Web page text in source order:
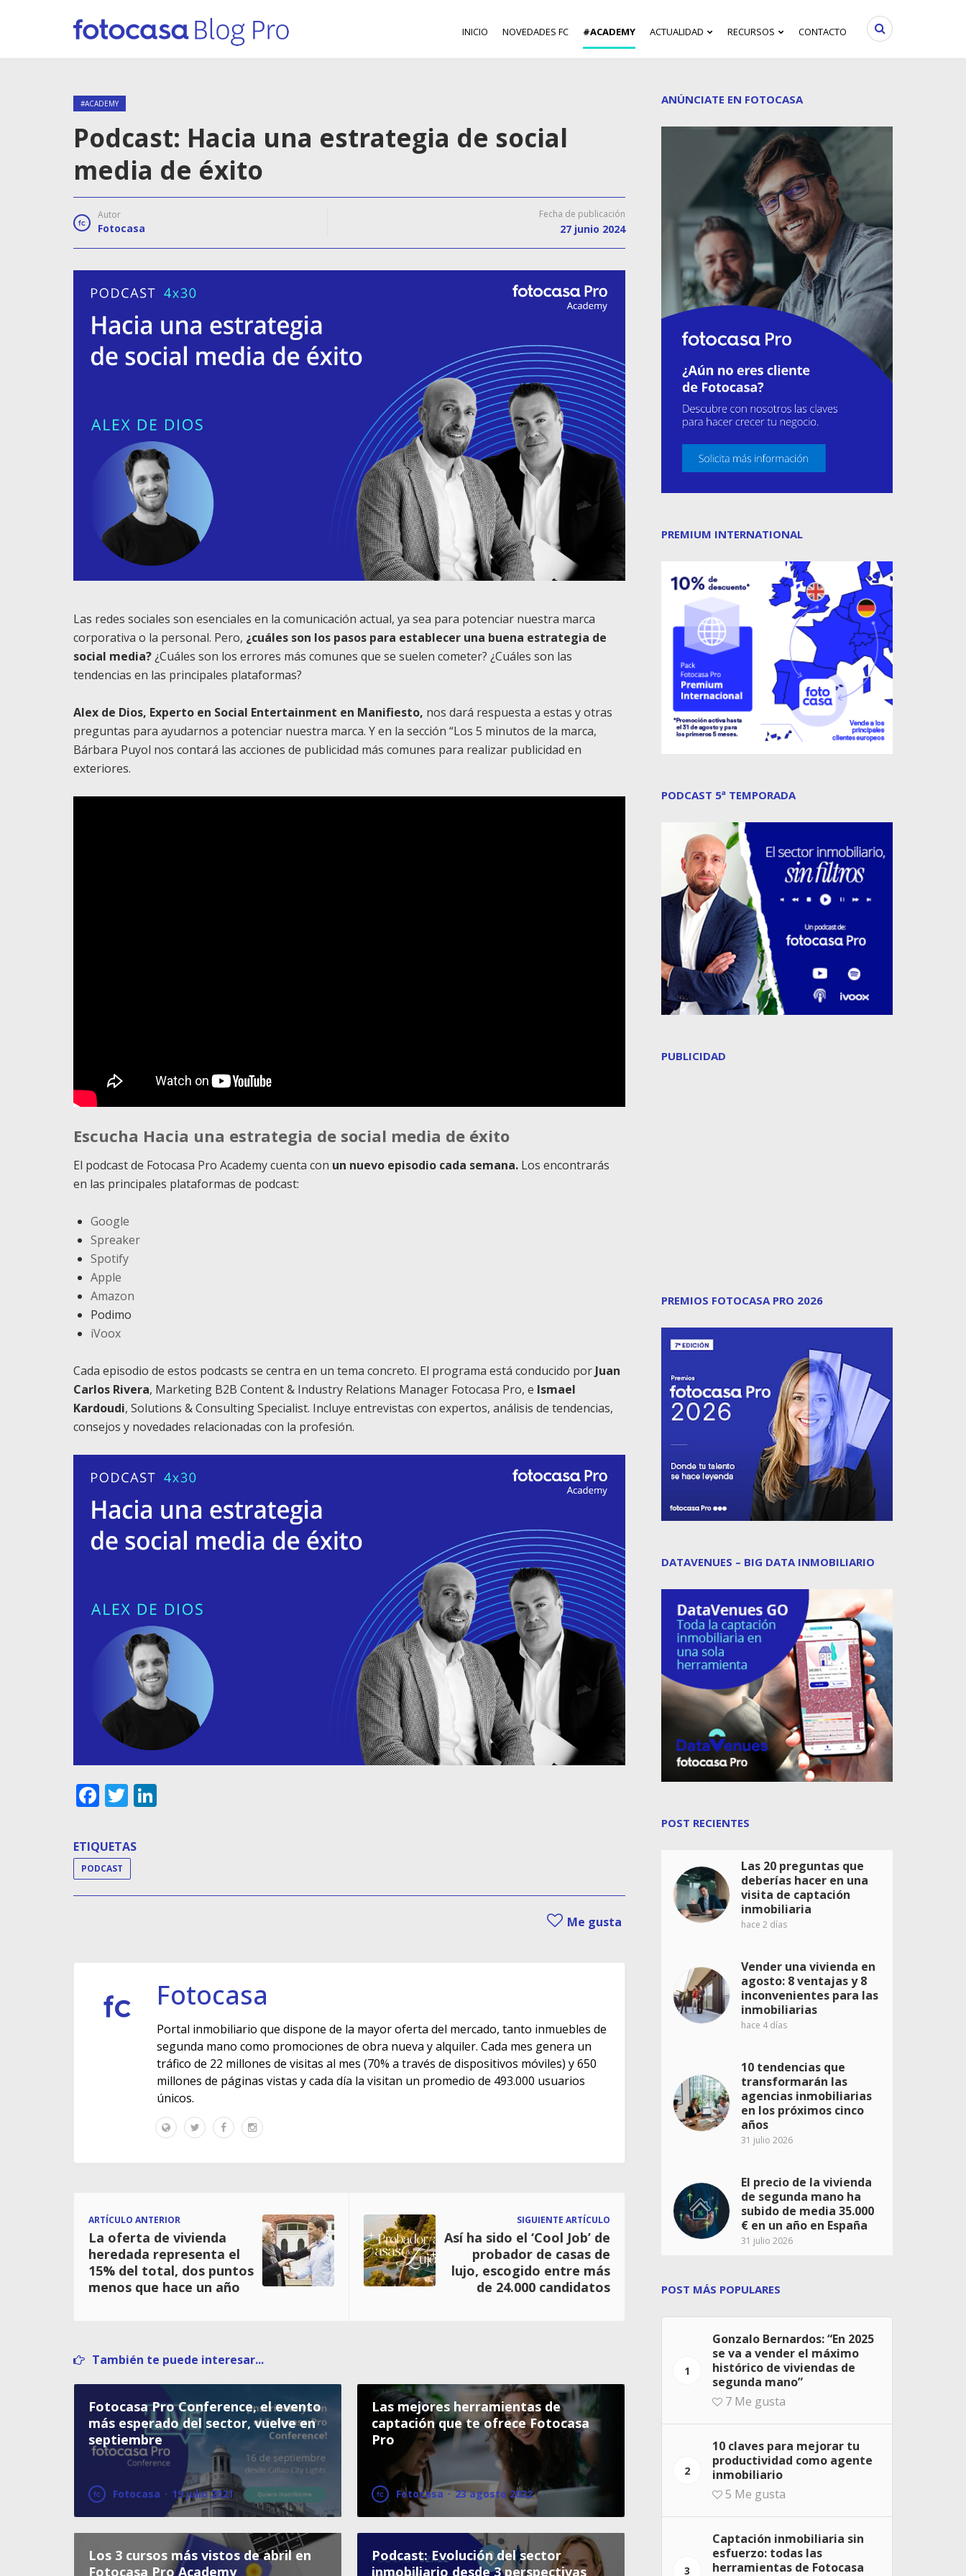
INICIO NOVEDADES FC #ACADEMY ACTUALIDAD RECURSOS CONTACTO
#ACADEMY
Podcast: Hacia una estrategia de social
media de éxito
Autor
Fotocasa
Fecha de publicación
27 junio 2024
Las redes sociales son esenciales en la comunicación actual, ya sea para potenciar nuestra marca
corporativa o la personal. Pero, ¿cuáles son los pasos para establecer una buena estrategia de
social media?¿Cuáles son los errores más comunes que se suelen cometer? ¿Cuáles son las
tendencias en las principales plataformas?
Alex de Dios, Experto en Social Entertainment en Manifiesto, nos dará respuesta a estas y otras
preguntas para ayudarnos a potenciar nuestra marca. Y en la sección “Los 5 minutos de la marca,
Bárbara Puyol nos contará las acciones de publicidad más comunes para realizar publicidad en
exteriores.
Escucha Hacia una estrategia de social media de éxito
El podcast de Fotocasa Pro Academy cuenta con un nuevo episodio cada semana. Los encontrarás
en las principales plataformas de podcast:
Google
Spreaker
Spotify
Apple
Amazon
Podimo
iVoox
Cada episodio de estos podcasts se centra en un tema concreto. El programa está conducido por Juan
Carlos Rivera, Marketing B2B Content & Industry Relations Manager Fotocasa Pro, e Ismael
Kardoudi, Solutions & Consulting Specialist. Incluye entrevistas con expertos, análisis de tendencias,
consejos y novedades relacionadas con la profesión.
Facebook
Twitter
ETIQUETAS
PODCAST
Me gusta
Fotocasa
Portal inmobiliario que dispone de la mayor oferta del mercado, tanto inmuebles de
segunda mano como promociones de obra nueva y alquiler. Cada mes genera un
tráfico de 22 millones de visitas al mes (70% a través de dispositivos móviles) y 650
millones de páginas vistas y cada día la visitan un promedio de 493.000 usuarios
únicos.
ARTÍCULO ANTERIOR
La oferta de vivienda
heredada representa el
15% del total, dos puntos
menos que hace un año
SIGUIENTE ARTÍCULO
Así ha sido el ‘Cool Job’ de
probador de casas de
lujo, escogido entre más
de 24.000 candidatos
También te puede interesar...
Fotocasa Pro Conference, el evento
más esperado del sector, vuelve en
septiembre
Fotocasa · 19 julio 2021
Las mejores herramientas de
captación que te ofrece Fotocasa
Pro
Fotocasa · 23 agosto 2022
Los 3 cursos más vistos de abril en
Fotocasa Pro Academy
Podcast: Evolución del sector
inmobiliario desde 3 perspectivas
ANÚNCIATE EN FOTOCASA
PREMIUM INTERNATIONAL
PODCAST 5ª TEMPORADA
PUBLICIDAD
PREMIOS FOTOCASA PRO 2026
DATAVENUES – BIG DATA INMOBILIARIO
POST RECIENTES
Las 20 preguntas que
deberías hacer en una
visita de captación
inmobiliaria
hace 2 días
Vender una vivienda en
agosto: 8 ventajas y 8
inconvenientes para las
inmobiliarias
hace 4 días
10 tendencias que
transformarán las
agencias inmobiliarias
en los próximos cinco
años
31 julio 2026
El precio de la vivienda
de segunda mano ha
subido de media 35.000
€ en un año en España
31 julio 2026
POST MÁS POPULARES
1
Gonzalo Bernardos: “En 2025
se va a vender el máximo
histórico de viviendas de
segunda mano”
7 Me gusta
2
10 claves para mejorar tu
productividad como agente
inmobiliario
5 Me gusta
3
Captación inmobiliaria sin
esfuerzo: todas las
herramientas de Fotocasa